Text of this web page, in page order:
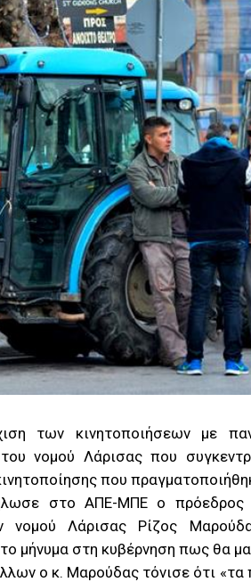
των κινητοποιήσεων με
νομού Λάρισας που
που
στο ΑΠΕ-ΜΠΕ ο πρόεδρος
νομού Λάρισας Ρίζος
μήνυμα στη κυβέρνηση πως θα
ο κ. Μαρούδας τόνισε ότι «τα